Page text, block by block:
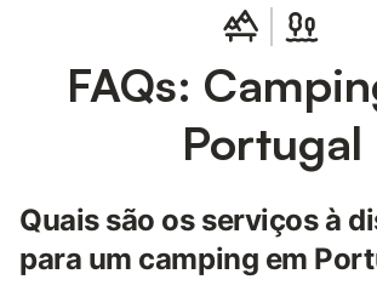
meus restaurantes favoritos:
Casa Vostra:Cozinha italiana
o dia, conhecida pela sua
Borges Fish:Especializa-se
Restaurante de Frango Piri
experiência obrigatória para
Portugal.
FAQs:
Portugal
Quais são os serviços à
para um camping em